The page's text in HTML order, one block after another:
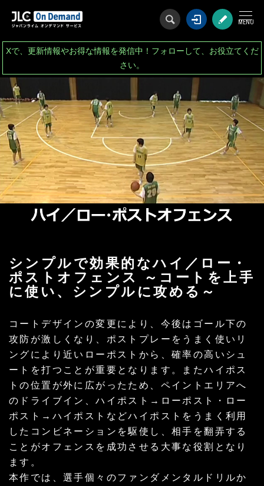
ログイン会
Xで、更新情報やお得な情報を発信中！フォローして、お役立てくだ
さい。
シンプルで効果的なハイ／ロー・
ポストオフェンス ～コートを上手
に使い、シンプルに攻める～
コートデザインの変更により、今後はゴール下の
攻防が激しくなり、ポストプレーをうまく使いリ
ングにより近いローポストから、確率の高いシュ
ートを打つことが重要となります。またハイポス
トの位置が外に広がったため、ペイントエリアへ
のドライブイン、ハイポスト→ローポスト・ロー
ポスト→ハイポストなどハイポストをうまく利用
したコンビネーションを駆使し、相手を翻弄する
ことがオフェンスを成功させる大事な役割となり
ます。
本作では、選手個々のファンダメンタルドリルか